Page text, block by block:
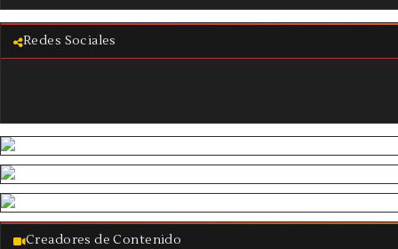
Redes Sociales
Creadores de Contenido